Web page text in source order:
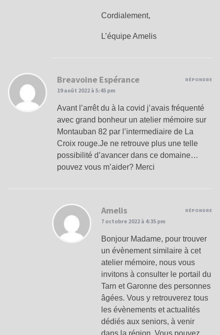
Cordialement,
L’équipe Amelis
Breavoine Espérance
19 août 2022 à 5:45 pm
Avant l’arrêt du à la covid j’avais fréquenté
avec grand bonheur un atelier mémoire sur
Montauban 82 par l’intermediaire de La
Croix rouge.Je ne retrouve plus une telle
possibilité d’avancer dans ce domaine…
pouvez vous m’aider? Merci
RÉPONDRE
Amelis
7 octobre 2022 à 4:35 pm
Bonjour Madame, pour trouver
un évènement similaire à cet
atelier mémoire, nous vous
invitons à consulter le portail du
Tarn et Garonne des personnes
âgées. Vous y retrouverez tous
les évènements et actualités
dédiés aux seniors, à venir
dans la région. Vous pouvez
RÉPONDRE